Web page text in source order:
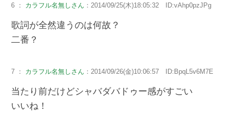
6 ： カラフル名無しさん ：2014/09/25(木)18:05:32 ID:vAhp0pzJPg
歌詞が全然違うのは何故？
二番？
7 ： カラフル名無しさん ：2014/09/26(金)10:06:57 ID:BpqL5v6M7E
当たり前だけどシャバダバドゥー感がすごい
いいね！